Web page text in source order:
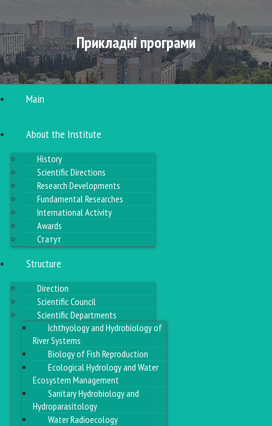
Main
About the Institute
History
Scientific Directions
Research Developments
Fundamental Researches
International Activity
Awards
Статут
Structure
Direction
Scientific Council
Scientific Departments
Ichthyology and Hydrobiology of
River Systems
Biology of Fish Reproduction
Ecological Hydrology and Water
Ecosystem Management
Sanitary Hydrobiology and
Hydroparasitology
Water Radioecology
Прикладні програми